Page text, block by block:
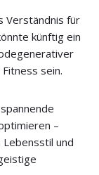
Verständnis für
künftig ein
sein.
–
und